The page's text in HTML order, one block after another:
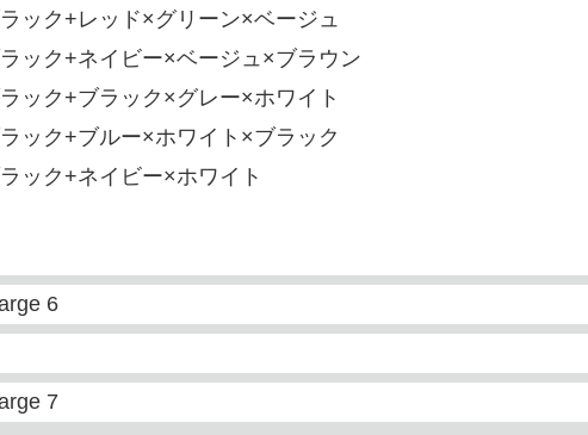
ック+レッド×グリーン×ベージュ
ック+ネイビー×ベージュ×ブラウン
ック+ブラック×グレー×ホワイト
ック+ブルー×ホワイト×ブラック
ック+ネイビー×ホワイト